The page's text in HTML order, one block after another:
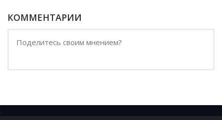
КОММЕНТАРИИ
;